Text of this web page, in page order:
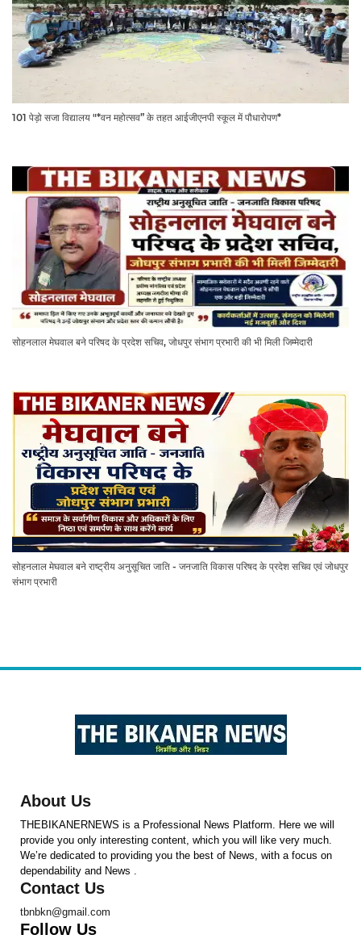
101 पेड़ो सजा विद्यालय "*वन महोत्सव” के तहत आईजीएनपी स्कूल में पौधारोपण*
सोहनलाल मेघवाल बने परिषद के प्रदेश सचिव, जोधपुर संभाग प्रभारी की भी मिली जिम्मेदारी
सोहनलाल मेघवाल बने राष्ट्रीय अनुसूचित जाति - जनजाति विकास परिषद के प्रदेश सचिव एवं जोधपुर
संभाग प्रभारी
About Us
THEBIKANERNEWS is a Professional News Platform. Here we will
provide you only interesting content, which you will like very much.
We’re dedicated to providing you the best of News, with a focus on
dependability and News .
Contact Us
tbnbkn@gmail.com
Follow Us